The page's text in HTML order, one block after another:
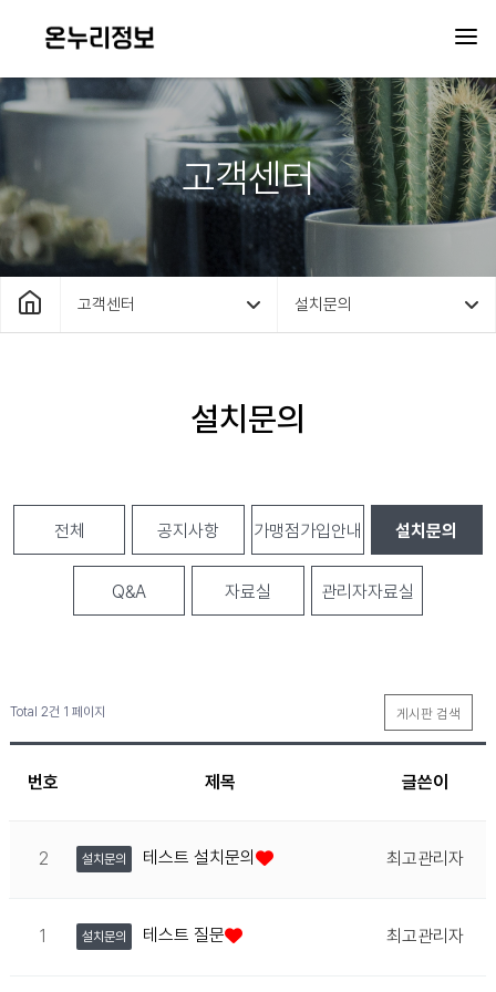
고객센터
고객센터 설치문의
설치문의
전체 공지사항 가맹점가입안내 설치문의
Q&A 자료실 관리자자료실
Total 2건 1 페이지 게시판 검색
번호 제목 글쓴이
2 설치문의 테스트 설치문의 최고관리자
1 설치문의 테스트 질문 최고관리자